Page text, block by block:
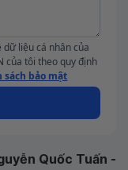
dữ liệu cá nhân của
của tôi theo quy định
sách bảo mật
Quốc Tuấn -